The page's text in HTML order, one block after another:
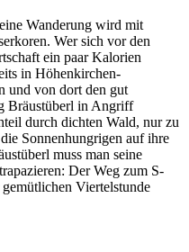
Wanderung wird mit
Wer sich vor den
ein paar Kalorien
in Höhenkirchen-
und von dort den gut
Bräustüberl in Angriff
durch dichten Wald, nur zu
Sonnenhungrigen auf ihre
muss man seine
Der Weg zum S-
Viertelstunde